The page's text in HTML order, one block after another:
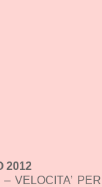
2012
– VELOCITA’